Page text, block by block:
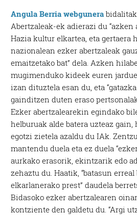
Angula Berria webgunera
Abertzaleak-ek adierazi du “azken
Hazia kultur elkartea, eta gertaera
nazionalean ezker abertzaleak
emaitzetako bat” dela. Azken
mugimenduko kideek euren
izan dituztela esan du, eta
gainditzen duten eraso
Ezker abertzalearekin egindako
helburuak alde batera uzteaz
egotzi zietela azaldu du IAk.
mantendu duela eta ez duela
aurkako erasorik, ekintzarik edo
zehaztu du. Haatik, “batasun
elkarlanerako prest” daudela
Bidasoko ezker abertzalearen
kontziente den galdetu du. “Argi